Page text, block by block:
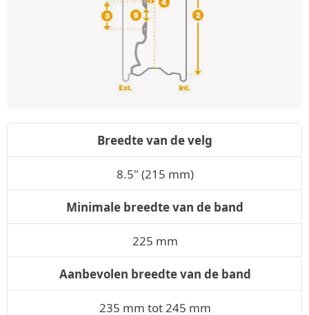
Breedte van de velg
8.5" (215 mm)
Minimale breedte van de band
225 mm
Aanbevolen breedte van de band
235 mm tot 245 mm